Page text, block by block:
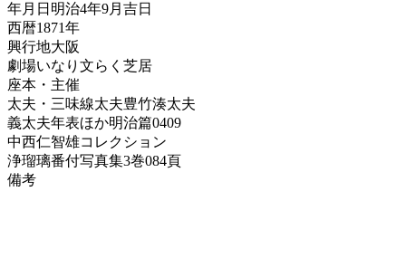
年月日 明治4年9月吉日
西暦1871年
興行地大阪
劇場いなり文らく芝居
座本・主催
太夫・三味線太夫豊竹湊太夫
義太夫年表ほか明治篇0409
中西仁智雄コレクション
浄瑠璃番付写真集3巻084頁
備考